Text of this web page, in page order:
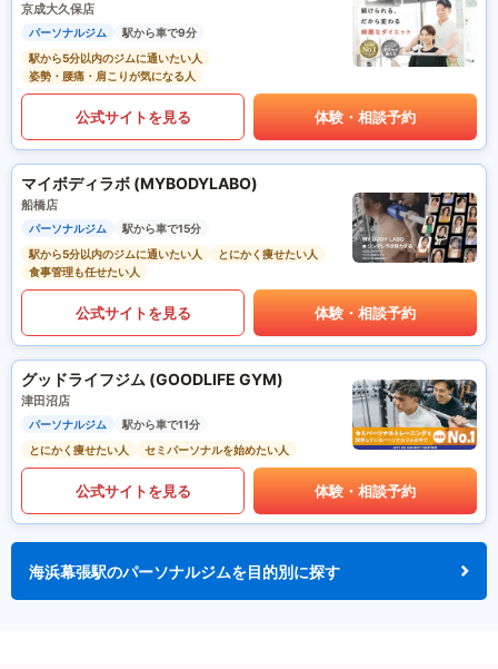
京成大久保店
パーソナルジム
駅から車で9分
駅から5分以内のジムに通いたい人
姿勢・腰痛・肩こりが気になる人
公式サイトを見る 体験・相談予約
マイボディラボ (MYBODYLABO)
船橋店
パーソナルジム
駅から車で15分
駅から5分以内のジムに通いたい人
とにかく痩せたい人
食事管理も任せたい人
公式サイトを見る 体験・相談予約
グッドライフジム (GOODLIFE GYM)
津田沼店
パーソナルジム
駅から車で11分
とにかく痩せたい人
セミパーソナルを始めたい人
公式サイトを見る 体験・相談予約
海浜幕張駅のパーソナルジムを目的別に探す